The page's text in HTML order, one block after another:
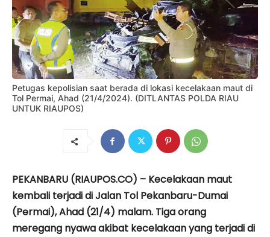
Petugas kepolisian saat berada di lokasi kecelakaan maut di
Tol Permai, Ahad (21/4/2024). (DITLANTAS POLDA RIAU
UNTUK RIAUPOS)
PEKANBARU (RIAUPOS.CO) – Kecelakaan maut
kembali terjadi di Jalan Tol Pekanbaru-Dumai
(Permai), Ahad (21/4) malam. Tiga orang
meregang nyawa akibat kecelakaan yang terjadi di